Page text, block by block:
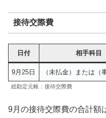
接待交際費
日付 相手科目
9月25日 （未払金）または（
総勘定元帳：接待交際費
9月の接待交際費の合計額